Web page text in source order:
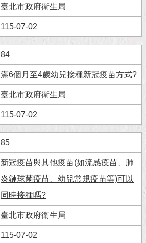
臺北市政府衛生局
115-07-02
84
滿6個月至4歲幼兒接種新冠疫苗方式?
臺北市政府衛生局
115-07-02
85
新冠疫苗與其他疫苗(如流感疫苗、肺
炎鏈球菌疫苗、幼兒常規疫苗等)可以
同時接種嗎?
臺北市政府衛生局
115-07-02